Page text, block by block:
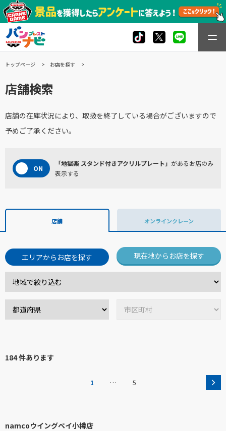
トップページ お店を探す
店舗検索
店舗の在庫状況により、取扱を終了している場合がございますので
予めご了承ください。
「地獄楽 スタンド付きアクリルプレート」 があるお店のみ
表示する
店舗 オンラインクレーン
エリアからお店を探す 現在地からお店を探す
184 件あります
1 … 5
namcoウイングベイ小樽店